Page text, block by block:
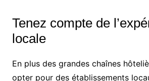
Tenez compte de
locale
En plus des grandes chaînes
opter pour des établissements